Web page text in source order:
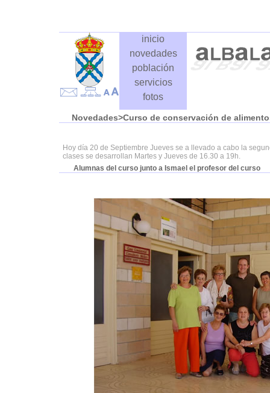
inicio
novedades
población
servicios
fotos
Novedades>Curso de conservación de
Hoy día 20 de Septiembre Jueves se a llevado a cabo la
clases se desarrollan Martes y Jueves de 16.30 a 19h.
Alumnas del curso junto a Ismael el profesor del curso